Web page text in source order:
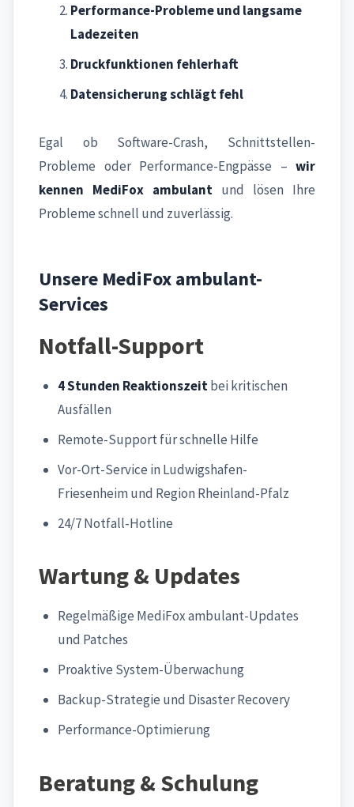
Performance-Probleme und langsame
Ladezeiten
Druckfunktionen fehlerhaft
Datensicherung schlägt fehl
Egal ob Software-Crash, Schnittstellen-
Probleme oder Performance-Engpässe – wir
kennen MediFox ambulant und lösen Ihre
Probleme schnell und zuverlässig.
Unsere MediFox ambulant-
Services
Notfall-Support
4 Stunden Reaktionszeitbei kritischen
Ausfällen
Remote-Support für schnelle Hilfe
Vor-Ort-Service in Ludwigshafen-
Friesenheim und Region Rheinland-Pfalz
24/7 Notfall-Hotline
Wartung & Updates
Regelmäßige MediFox ambulant-Updates
und Patches
Proaktive System-Überwachung
Backup-Strategie und Disaster Recovery
Performance-Optimierung
Beratung & Schulung